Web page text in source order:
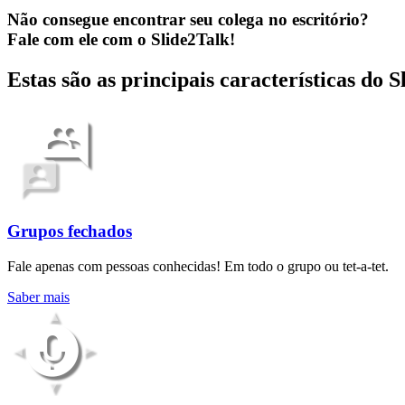
Não consegue encontrar seu colega no escritório?
Fale com ele com o Slide2Talk!
Estas são as principais características do
Grupos fechados
Fale apenas com pessoas conhecidas! Em todo o grupo ou tet-a-tet.
Saber mais